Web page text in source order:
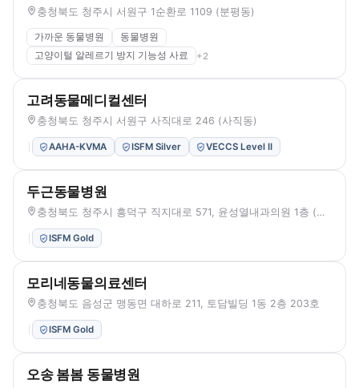
충청북도 청주시 서원구 1순환로 1109 (분평동)
가까운 동물병원
동물병원
고양이털 알레르기 방지 기능성 사료
+2
고려동물메디컬센터
충청북도 청주시 서원구 사직대로 246 (사직동)
AAHA-KVMA ISFM Silver VECCS Level II
두근동물병원
충청북도 청주시 흥덕구 직지대로 571, 윤성열내과의원 1층 (봉명동)
ISFM Gold
모리네동물의료센터
충청북도 음성군 맹동면 대하로 211, 토담빌딩 1동 2층 203호
ISFM Gold
오송 봄봄 동물병원